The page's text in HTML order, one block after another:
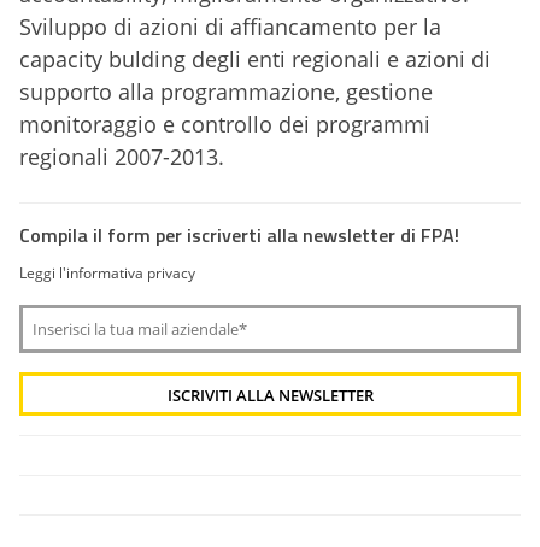
Sviluppo di azioni di affiancamento per la
capacity bulding degli enti regionali e azioni di
supporto alla programmazione, gestione
monitoraggio e controllo dei programmi
regionali 2007-2013.
Compila il form per iscriverti alla newsletter di FPA!
Leggi l'informativa privacy